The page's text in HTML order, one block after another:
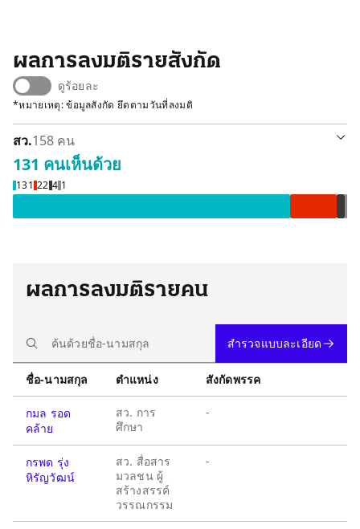
ผลการลงมติรายสังกัด
ดูร้อยละ
*หมายเหตุ: ข้อมูลสังกัด ยึดตามวันที่ลงมติ
สว.158 คน
131 คนเห็นด้วย
131 22 4 1
เห็นด้วย 131 คน
ผลการลงมติรายคน
สำรวจแบบละเอียด
ชื่อ-นามสกุล ตำแหน่ง สังกัดพรรค
กมล รอด
คล้าย
สว. การ
ศึกษา
-
กรพด รุ่ง
หิรัญวัฒน์
สว. สื่อสาร
มวลชน ผู้
สร้างสรรค์
วรรณกรรม
-